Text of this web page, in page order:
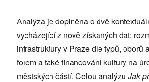
Analýza je doplněna o dvě
vycházející z nově získaných dat:
infrastruktury v Praze dle typů, oborů
forem a také financování kultury na
městských částí. Celou analýzuJak př